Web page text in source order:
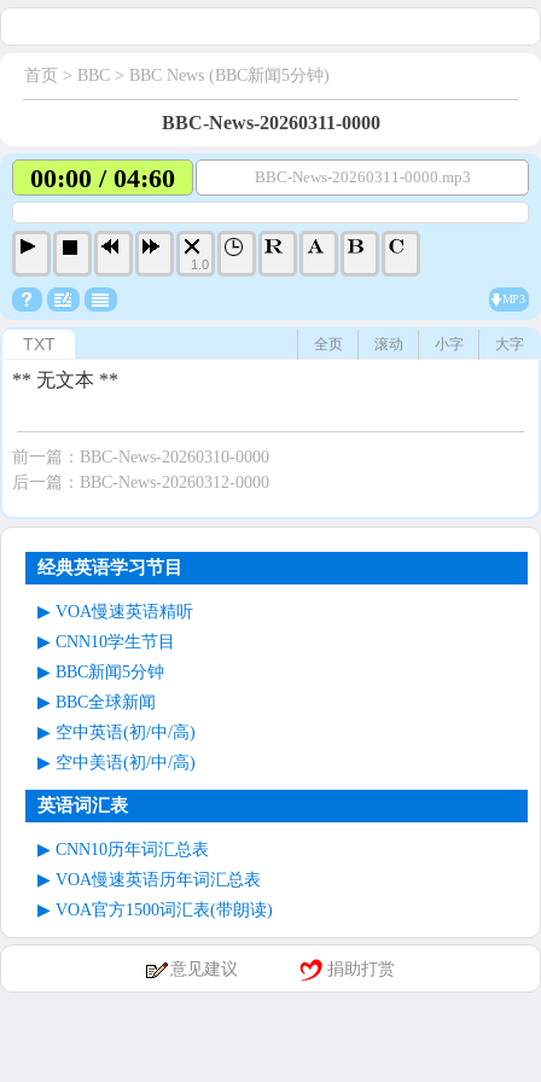
首页 > BBC > BBC News (BBC新闻5分钟)
BBC-News-20260311-0000
00:00 / 04:60 BBC-News-20260311-0000.mp3
1.0
MP3
TXT 大字
小字
滚动
全页
** 无文本 **
前一篇： BBC-News-20260310-0000
后一篇： BBC-News-20260312-0000
经典英语学习节目
VOA慢速英语精听
CNN10学生节目
BBC新闻5分钟
BBC全球新闻
空中英语(初/中/高)
空中美语(初/中/高)
英语词汇表
CNN10历年词汇总表
VOA慢速英语历年词汇总表
VOA官方1500词汇表(带朗读)
意见建议 捐助打赏